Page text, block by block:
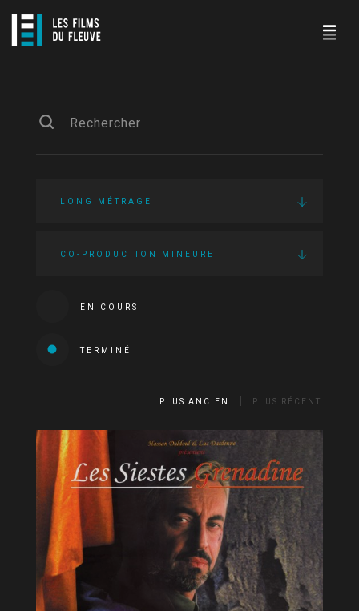
LONG MÉTRAGE
CO-PRODUCTION MINEURE
EN COURS
TERMINÉ
PLUS ANCIEN PLUS RÉCENT